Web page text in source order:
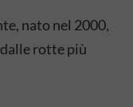
nato nel 2000,
rotte più